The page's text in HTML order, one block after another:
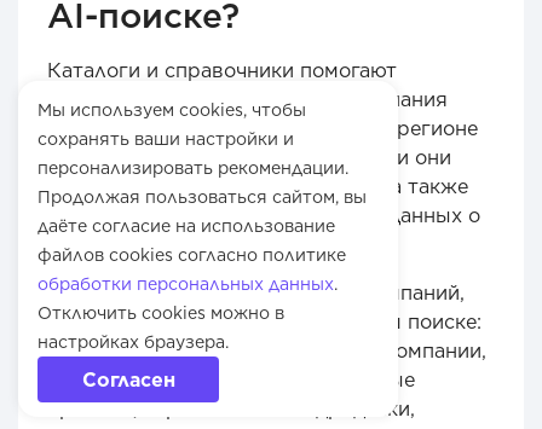
Мы используем cookies, чтобы
сохранять ваши настройки и
персонализировать рекомендации.
Продолжая пользоваться сайтом, вы
даёте согласие на использование
файлов cookies согласно политике
обработки персональных данных.
Отключить cookies можно в
настройках браузера.
Согласен
AI-поиске?
Каталоги и справочники помогают
нейросетям подтвердить, что компания
реально работает в нужной нише, регионе
и категории. Для локальной выдачи они
дополняют сайт, карты и отзывы, а также
уменьшают риск противоречий в данных о
бизнесе.
Каталоги особенно важны для компаний,
которые конкурируют в локальном поиске:
медицинские центры, сервисные компании,
магазины, салоны, образовательные
проекты, строительные подрядчики,